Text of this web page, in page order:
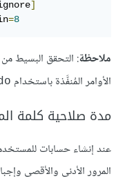
]
=8
ملاحظة: التحقق البسيط من
الأوامر المُنفَّذة باستخدام
مدة صلاحية كلمة
عند إنشاء حسابات
المرور الأدنى والأقصى